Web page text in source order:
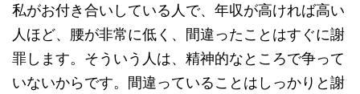
私がお付き合いしている人で、年収が高ければ高い
人ほど、腰が非常に低く、間違ったことはすぐに謝
罪します。そういう人は、精神的なところで争って
いないからです。間違っていることはしっかりと謝